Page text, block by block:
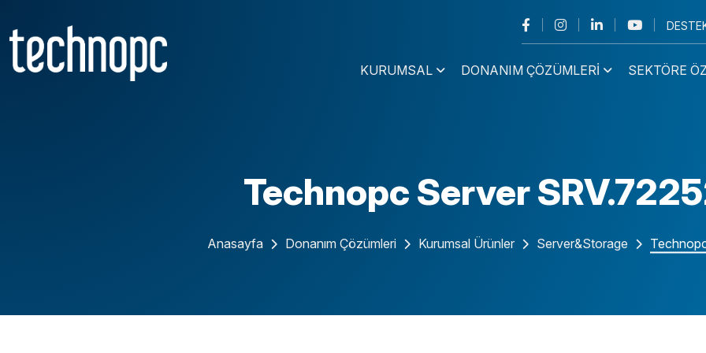
KURUMSAL DONANIM ÇÖZÜMLERI
Masaüstü PC
Ultrapad Tablet
Endüstriyel
Panel PC
SEKTÖRE
Technopc Server
Anasayfa Donanım Çözümleri Kurumsal Ürünler Server&Storage